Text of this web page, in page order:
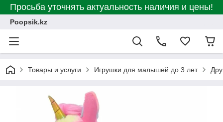
Просьба уточнять актуальность наличия и цены!
Poopsik.kz
Товары и услуги Игрушки для малышей до 3 лет